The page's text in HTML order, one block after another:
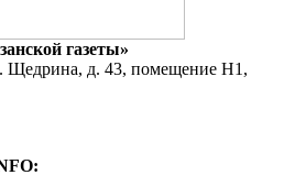
газеты»
Щедрина, д. 43, помещение Н1,